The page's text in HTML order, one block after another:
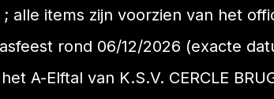
alle items zijn voorzien van het
rond 06/12/2026 (exacte
A-Elftal van K.S.V. CERCLE